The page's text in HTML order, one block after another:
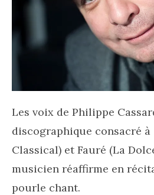
Les voix de Philippe
discographique consacré à
Classical) et Fauré (La
musicien réaffirme en
pourle chant.